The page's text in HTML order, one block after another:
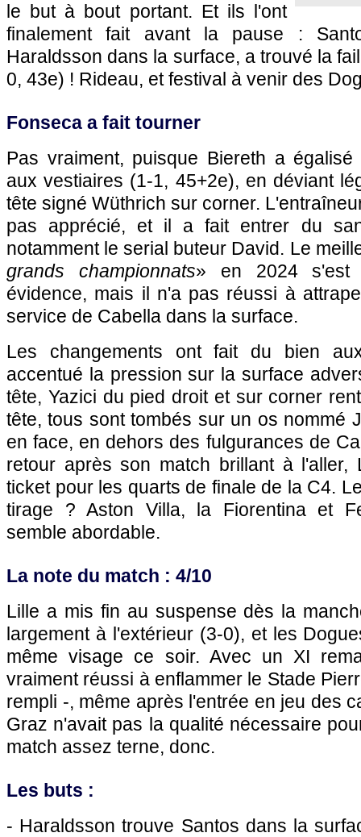
le but à bout portant. Et ils l'ont
finalement fait avant la pause :
Haraldsson dans la surface, a trouvé la
0, 43e) ! Rideau, et festival à venir des
Fonseca a fait tourner
Pas vraiment, puisque Biereth a
aux vestiaires (1-1, 45+2e), en déviant
tête signé Wüthrich sur corner.
pas apprécié, et il a fait entrer du
notamment le serial buteur David. Le
grands championnats» en 2024 s'est
évidence, mais il n'a pas réussi à
service de Cabella dans la surface.
Les changements ont fait du bien
accentué la pression sur la surface
tête, Yazici du pied droit et sur corner
tête, tous sont tombés sur un os nommé
en face, en dehors des fulgurances de
retour après son match brillant à l'aller,
ticket pour les quarts de finale de la C4.
tirage ? Aston Villa, la Fiorentina et
semble abordable.
La note du match : 4/10
Lille a mis fin au suspense dès la
largement à l'extérieur (3-0), et les
même visage ce soir. Avec un XI
vraiment réussi à enflammer le Stade
rempli -, même après l'entrée en jeu des
Graz n'avait pas la qualité nécessaire
match assez terne, donc.
Les buts :
- Haraldsson trouve Santos dans la